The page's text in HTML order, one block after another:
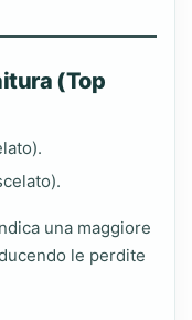
(Top
una maggiore
le perdite